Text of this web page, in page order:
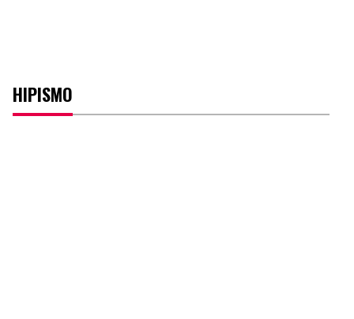
HIPISMO